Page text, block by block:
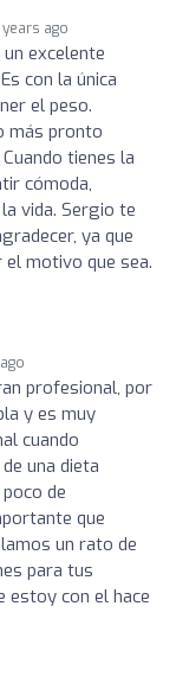
years ago
excelente
con la única
el peso.
más pronto
tienes la
cómoda,
vida. Sergio te
ya que
motivo que sea.
profesional, por
y es muy
cuando
una dieta
de
que
un rato de
para tus
estoy con el hace